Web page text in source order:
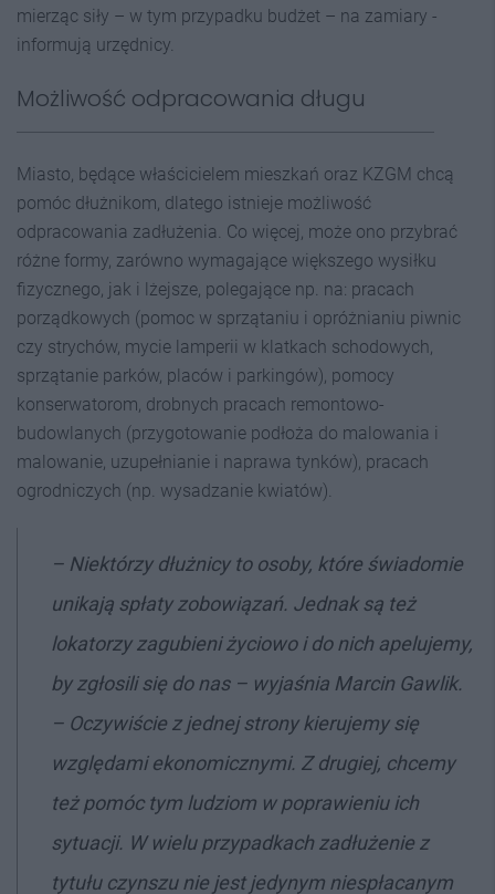
mierząc siły – w tym przypadku budżet – na zamiary -
informują urzędnicy.
Możliwość odpracowania długu
Miasto, będące właścicielem mieszkań oraz KZGM chcą
pomóc dłużnikom, dlatego istnieje możliwość
odpracowania zadłużenia. Co więcej, może ono przybrać
różne formy, zarówno wymagające większego wysiłku
fizycznego, jak i lżejsze, polegające np. na: pracach
porządkowych (pomoc w sprzątaniu i opróżnianiu piwnic
czy strychów, mycie lamperii w klatkach schodowych,
sprzątanie parków, placów i parkingów), pomocy
konserwatorom, drobnych pracach remontowo-
budowlanych (przygotowanie podłoża do malowania i
malowanie, uzupełnianie i naprawa tynków), pracach
ogrodniczych (np. wysadzanie kwiatów).
– Niektórzy dłużnicy to osoby, które świadomie
unikają spłaty zobowiązań. Jednak są też
lokatorzy zagubieni życiowo i do nich apelujemy,
by zgłosili się do nas– wyjaśnia Marcin Gawlik.
– Oczywiście z jednej strony kierujemy się
względami ekonomicznymi. Z drugiej, chcemy
też pomóc tym ludziom w poprawieniu ich
sytuacji. W wielu przypadkach zadłużenie z
tytułu czynszu nie jest jedynym niespłacanym